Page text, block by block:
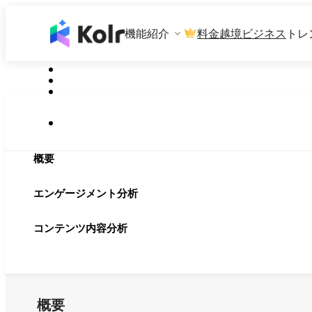
機能紹介 料金越境ビジネス ト
概要
エンゲージメント分析
コンテンツ内容分析
概要